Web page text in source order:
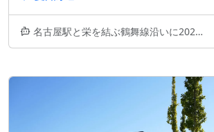
名古屋駅と栄を結ぶ鶴舞線沿いに2024年竣工の新しいランドマーク。伊藤孝紀とタイプ・エービー、石本建築事務所の協働による